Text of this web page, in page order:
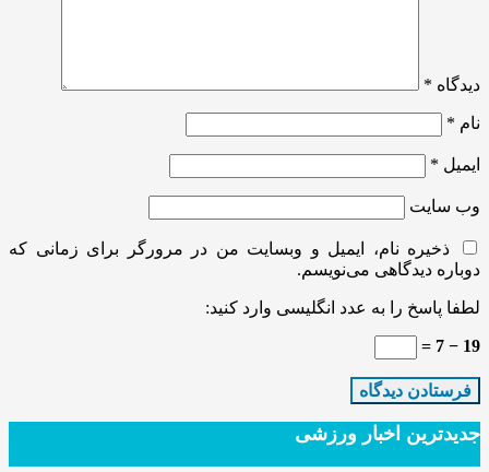
دیدگاه *
نام *
ایمیل *
وب‌ سایت
ذخیره نام، ایمیل و وبسایت من در مرورگر برای زمانی که
دوباره دیدگاهی می‌نویسم.
لطفا پاسخ را به عدد انگلیسی وارد کنید:
19 − 7 =
جدیدترین‌ اخبار ورزشی